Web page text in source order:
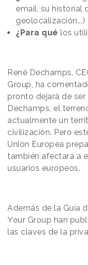
email, su historial
geolocalización...)
¿Para qué los
René Dechamps,
Group, ha
pronto dejará de ser
Dechamps, el
actualmente un
civilización. Pero
Unión Europea
también afectará a
usuarios europeos.
Además de la Guía
Your Group han
las claves de la